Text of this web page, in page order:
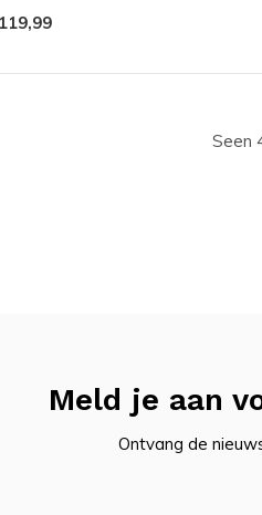
Seen
Meld je aan
Ontvang de